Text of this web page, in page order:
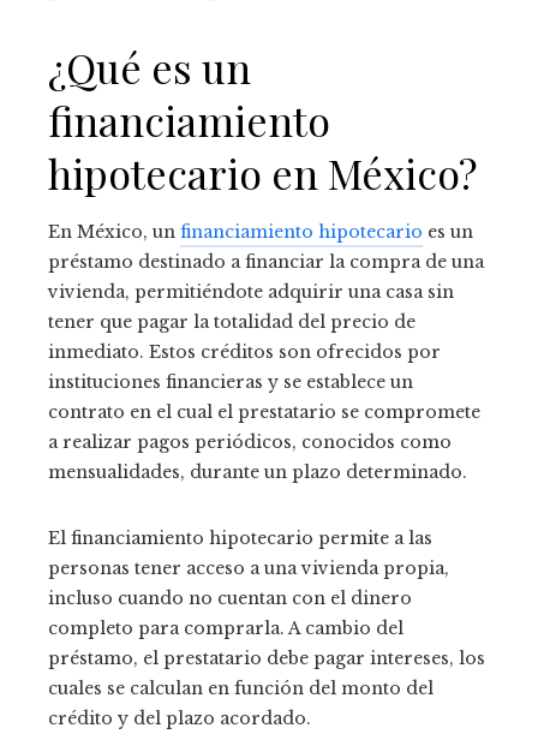
¿Qué es un
financiamiento
hipotecario en México?
En México, un financiamiento hipotecario es un
préstamo destinado a financiar la compra de una
vivienda, permitiéndote adquirir una casa sin
tener que pagar la totalidad del precio de
inmediato. Estos créditos son ofrecidos por
instituciones financieras y se establece un
contrato en el cual el prestatario se compromete
a realizar pagos periódicos, conocidos como
mensualidades, durante un plazo determinado.
El financiamiento hipotecario permite a las
personas tener acceso a una vivienda propia,
incluso cuando no cuentan con el dinero
completo para comprarla. A cambio del
préstamo, el prestatario debe pagar intereses, los
cuales se calculan en función del monto del
crédito y del plazo acordado.